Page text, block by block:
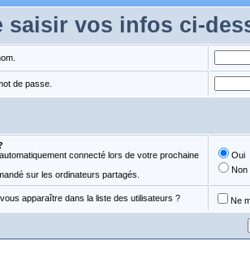
saisir vos infos ci-
de passe.
connecté lors de votre prochaine
sur les ordinateurs partagés.
Oui
Non
apparaître dans la liste des utilisateurs ? Ne